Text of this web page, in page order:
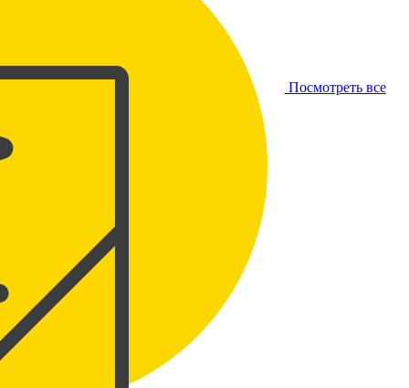
Посмотреть все